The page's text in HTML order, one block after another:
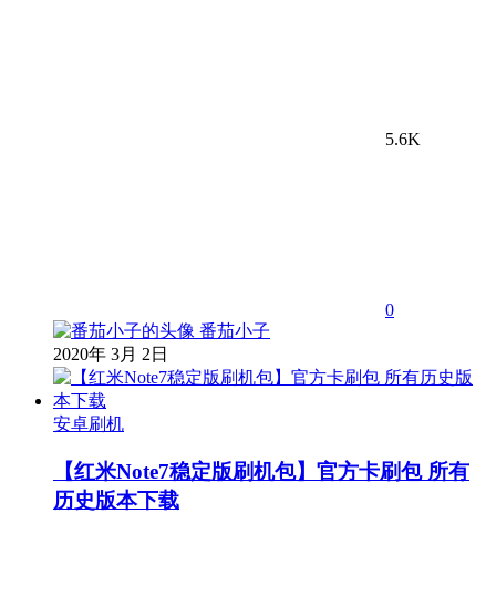
5.6K
0
番茄小子
2020年 3月 2日
安卓刷机
【红米Note7稳定版刷机包】官方卡刷包 所有
历史版本下载